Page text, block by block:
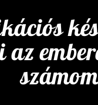
az